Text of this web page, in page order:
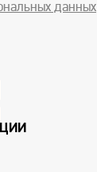
данных